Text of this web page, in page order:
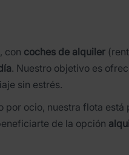
, con coches de alquiler
. Nuestro objetivo es
sin estrés.
por ocio, nuestra flota
de la opción